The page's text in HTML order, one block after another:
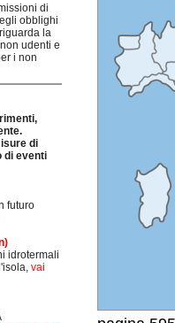
di
obblighi
la
udenti e
i non
di
di eventi
futuro
idrotermali
vai